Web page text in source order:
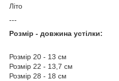
Літо
---
Розмір - довжина устілки:
Розмір 20 - 13 см
Розмір 22 - 13,7 см
Розмір 28 - 18 см